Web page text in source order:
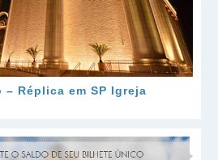
– Réplica em SP Igreja